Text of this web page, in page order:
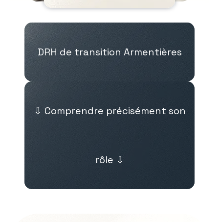
DRH de transition Armentières
⇩ Comprendre précisément son
rôle ⇩